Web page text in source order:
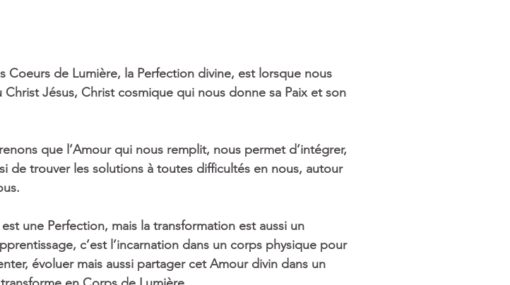
Coeurs de Lumière, la Perfection divine, est lorsque nous
Jésus, Christ cosmique qui nous donne sa Paix et son
que l’Amour qui nous remplit, nous permet d’intégrer,
de trouver les solutions à toutes difficultés en nous, autour
une Perfection, mais la transformation est aussi un
c’est l’incarnation dans un corps physique pour
évoluer mais aussi partager cet Amour divin dans un